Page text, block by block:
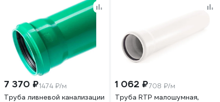
7 370 ₽1474 ₽/м
Труба ливневой канализации
1 062 ₽708 ₽/м
Труба RTP малошумная,